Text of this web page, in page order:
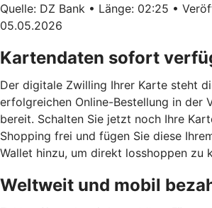
Quelle: DZ Bank • Länge: 02:25 •
05.05.2026
Kartendaten sofort
Der digitale Zwilling Ihrer Karte steht
erfolgreichen Online-Bestellung in der
bereit. Schalten Sie jetzt noch Ihre
Shopping frei und fügen Sie diese
Wallet hinzu, um direkt losshoppen zu
Weltweit und mobil